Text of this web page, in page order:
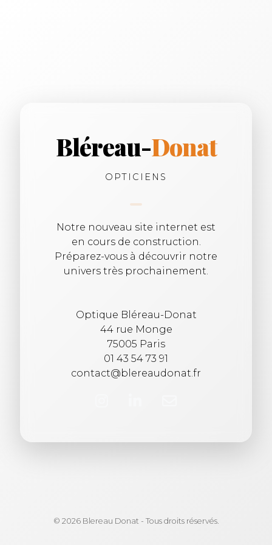
Bléreau-Donat
OPTICIENS
Notre nouveau site internet est
en cours de construction.
Préparez-vous à découvrir notre
univers très prochainement.
Optique Bléreau-Donat
44 rue Monge
75005 Paris
01 43 54 73 91
contact@blereaudonat.fr
© 2026 Blereau Donat - Tous droits réservés.